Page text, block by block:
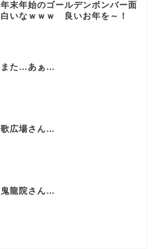
年末年始のゴールデンボンバー面
白いなｗｗｗ 良いお年を～！
また…あぁ…
歌広場さん…
鬼龍院さん…